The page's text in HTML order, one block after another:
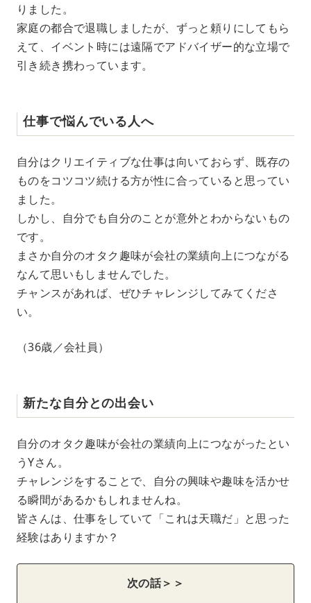
りました。
家庭の都合で退職しましたが、ずっと頼りにしてもら
えて、イベント時には遠隔でアドバイザー的な立場で
引き続き携わっています。
仕事で悩んでいる人へ
自分はクリエイティブな仕事は向いておらず、既存の
ものをコツコツ続ける方が性に合っていると思ってい
ました。
しかし、自分でも自分のことが意外とわからないもの
です。
まさか自分のオタク趣味が会社の業績向上につながる
なんて思いもしませんでした。
チャンスがあれば、ぜひチャレンジしてみてくださ
い。
（36歳／会社員）
新たな自分との出会い
自分のオタク趣味が会社の業績向上につながったとい
うYさん。
チャレンジをすることで、自分の興味や趣味を活かせ
る瞬間があるかもしれませんね。
皆さんは、仕事をしていて「これは天職だ」と思った
経験はありますか？
次の話＞＞